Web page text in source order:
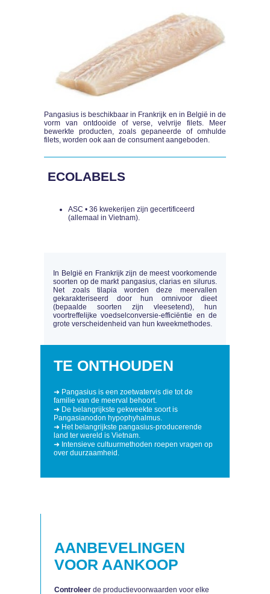
Pangasius is beschikbaar in Frankrijk en in België in de
vorm van ontdooide of verse, velvrije filets. Meer
bewerkte producten, zoals gepaneerde of omhulde
filets, worden ook aan de consument aangeboden.
ECOLABELS
ASC • 36 kwekerijen zijn gecertificeerd
(allemaal in Vietnam).
In België en Frankrijk zijn de meest voorkomende
soorten op de markt pangasius, clarias en silurus.
Net zoals tilapia worden deze meervallen
gekarakteriseerd door hun omnivoor dieet
(bepaalde soorten zijn vleesetend), hun
voortreffelijke voedselconversie-efficiëntie en de
grote verscheidenheid van hun kweekmethodes.
TE ONTHOUDEN
➜ Pangasius is een zoetwatervis die tot de
familie van de meerval behoort.
➜ De belangrijkste gekweekte soort is
Pangasianodon hypophyhalmus.
➜ Het belangrijkste pangasius-producerende
land ter wereld is Vietnam.
➜ Intensieve cultuurmethoden roepen vragen op
over duurzaamheid.
AANBEVELINGEN
VOOR AANKOOP
Controleer de productievoorwaarden voor elke